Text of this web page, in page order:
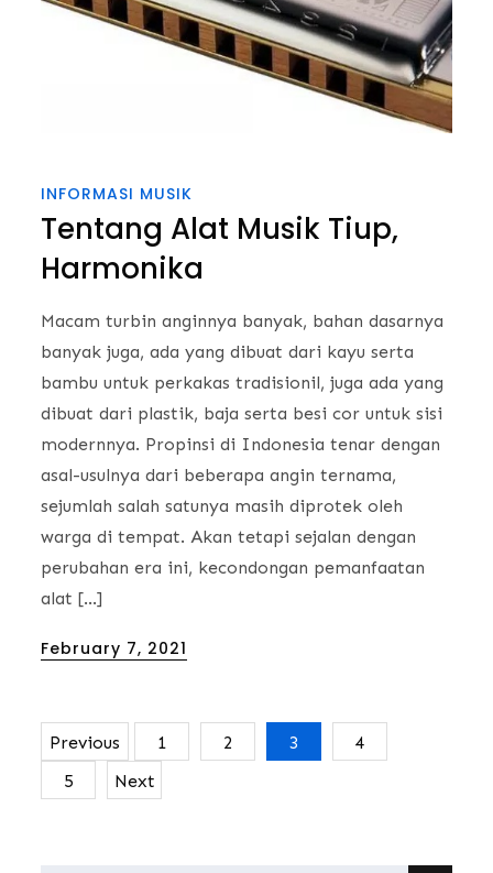
INFORMASI MUSIK
Tentang Alat Musik Tiup,
Harmonika
Macam turbin anginnya banyak, bahan dasarnya
banyak juga, ada yang dibuat dari kayu serta
bambu untuk perkakas tradisionil, juga ada yang
dibuat dari plastik, baja serta besi cor untuk sisi
modernnya. Propinsi di Indonesia tenar dengan
asal-usulnya dari beberapa angin ternama,
sejumlah salah satunya masih diprotek oleh
warga di tempat. Akan tetapi sejalan dengan
perubahan era ini, kecondongan pemanfaatan
alat […]
Posted
February 7, 2021
Posts
Previous 1 2 3
4
5
Next